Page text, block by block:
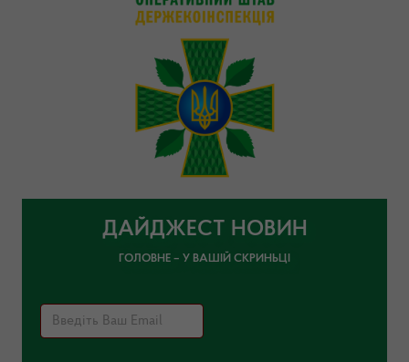
ДАЙДЖЕСТ НОВИН
ГОЛОВНЕ – У ВАШІЙ СКРИНЬЦІ